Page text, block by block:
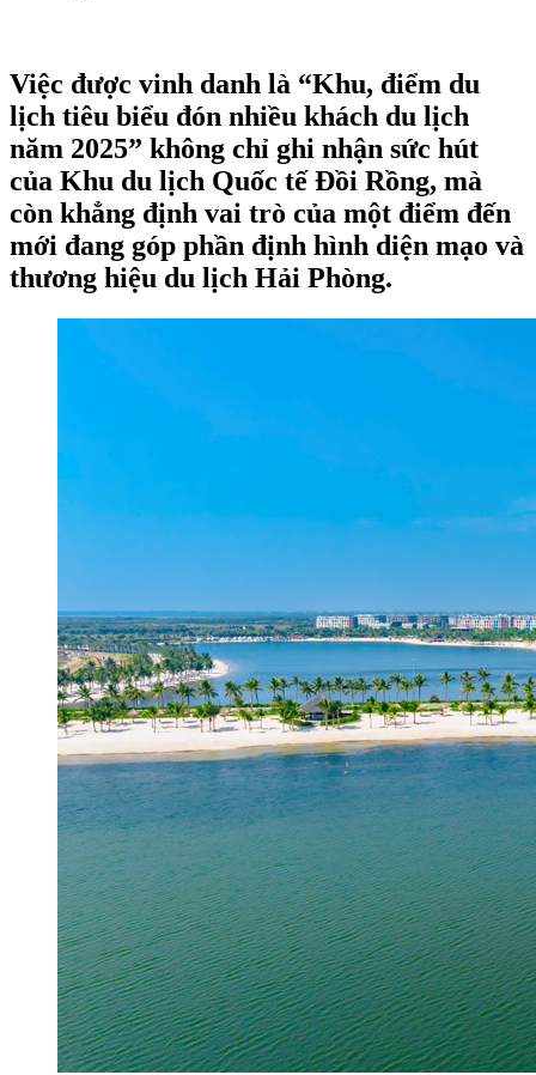
Việc được vinh danh là “Khu, điểm du
lịch tiêu biểu đón nhiều khách du lịch
năm 2025” không chỉ ghi nhận sức hút
của Khu du lịch Quốc tế Đồi Rồng, mà
còn khẳng định vai trò của một điểm đến
mới đang góp phần định hình diện mạo và
thương hiệu du lịch Hải Phòng.